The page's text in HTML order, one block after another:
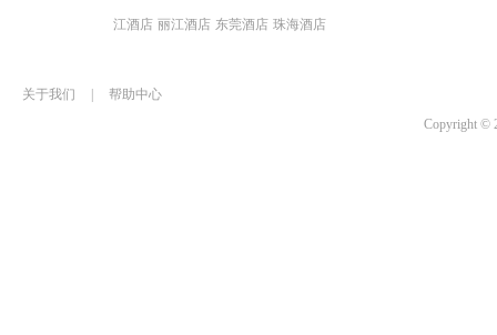
江酒店 丽江酒店 东莞酒店 珠海酒店
关于我们
帮助中心
Copyright ©